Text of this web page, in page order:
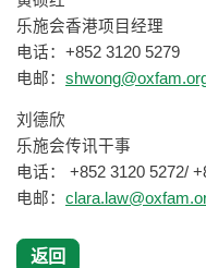
乐施会香港项目经理
电话：+852 3120 5279
电邮：
刘德欣
乐施会传讯干事
电话： +852 3120 5272/
电邮：
返回